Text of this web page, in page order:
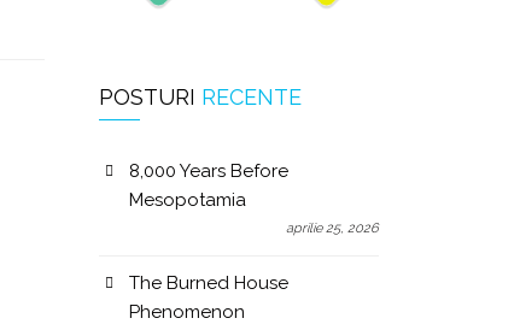
POSTURI RECENTE
8,000 Years Before
Mesopotamia
aprilie 25, 2026
The Burned House
Phenomenon